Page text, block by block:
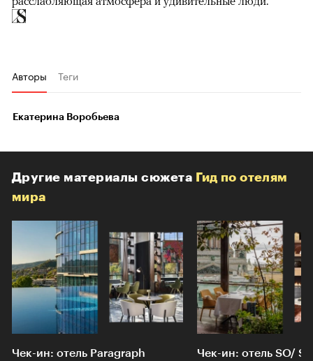
Авторы Теги
Екатерина Воробьева
Другие материалы сюжета Гид по отелям
мира
Чек-ин: отель Paragraph
Чек-ин: отель SO/ St.